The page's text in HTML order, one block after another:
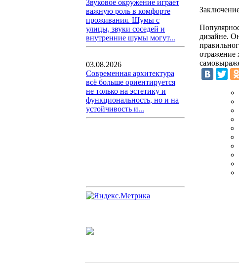
Звуковое окружение играет
важную роль в комфорте
проживания. Шумы с
улицы, звуки соседей и
внутренние шумы могут...
03.08.2026
Современная архитектура
всё больше ориентируется
не только на эстетику и
функциональность, но и на
устойчивость и...
дизайне.
отражение